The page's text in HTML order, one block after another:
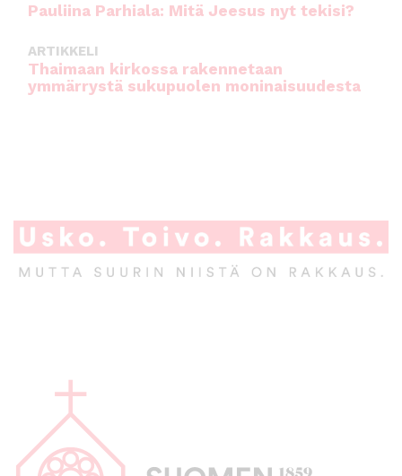
Pauliina Parhiala: Mitä Jeesus nyt tekisi?
ARTIKKELI
Thaimaan kirkossa rakennetaan
ymmärrystä sukupuolen moninaisuudesta
p